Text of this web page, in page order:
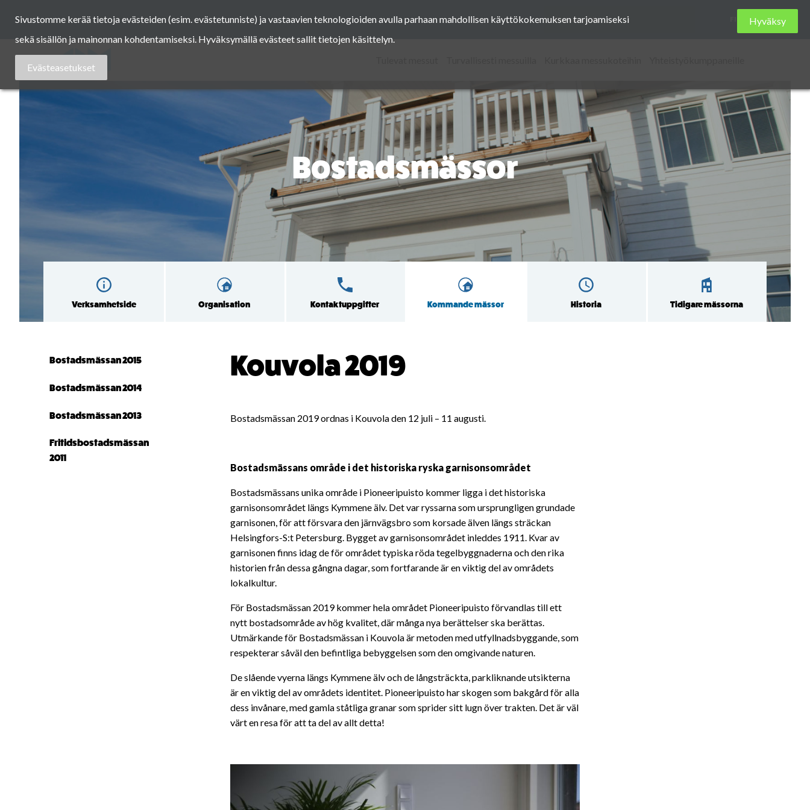
content
sivustolta
Asuntomessut
Bostadsmässor
Verksamhetside Organisation Kontaktuppgifter Kommande mässor Historia Tidigare mässorna
Kouvola 2019
Bostadsmässan 2019 ordnas i Kouvola den 12 juli – 11 augusti.
Bostadsmässans område i det historiska ryska garnisonsområdet
Bostadsmässans unika område i Pioneeripuisto kommer ligga i det historiska
garnisonsområdet längs Kymmene älv. Det var ryssarna som ursprungligen grundade
garnisonen, för att försvara den järnvägsbro som korsade älven längs sträckan
Helsingfors-S:t Petersburg. Bygget av garnisonsområdet inleddes 1911. Kvar av
garnisonen finns idag de för området typiska röda tegelbyggnaderna och den rika
historien från dessa gångna dagar, som fortfarande är en viktig del av områdets
lokalkultur.
För Bostadsmässan 2019 kommer hela området Pioneeripuisto förvandlas till ett
nytt bostadsområde av hög kvalitet, där många nya berättelser ska berättas.
Utmärkande för Bostadsmässan i Kouvola är metoden med utfyllnadsbyggande, som
respekterar såväl den befintliga bebyggelsen som den omgivande naturen.
De slående vyerna längs Kymmene älv och de långsträckta, parkliknande utsikterna
är en viktig del av områdets identitet. Pioneeripuisto har skogen som bakgård för alla
dess invånare, med gamla ståtliga granar som sprider sitt lugn över trakten. Det är väl
värt en resa för att ta del av allt detta!
Bostadsmässan 2015
Bostadsmässan 2014
Bostadsmässan 2013
Fritidsbostadsmässan
2011
Sivustomme kerää tietoja evästeiden (esim. evästetunniste) ja vastaavien teknologioiden avulla parhaan mahdollisen käyttökokemuksen tarjoamiseksi
sekä sisällön ja mainonnan kohdentamiseksi. Hyväksymällä evästeet sallit tietojen käsittelyn.
Evästeasetukset
Hyväksy